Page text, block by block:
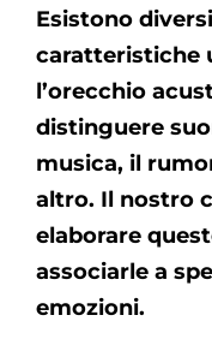
Esistono
caratteristiche
l’orecchio
distinguere
musica, il
altro. Il nostro
elaborare
associarle a
emozioni.